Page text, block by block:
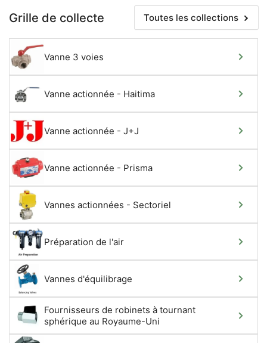
Grille de collecte Toutes les collections
Vanne 3 voies
Vanne actionnée - Haitima
Vanne actionnée - J+J
Vanne actionnée - Prisma
Vannes actionnées - Sectoriel
Préparation de l'air
Vannes d'équilibrage
Fournisseurs de robinets à tournant
sphérique au Royaume-Uni